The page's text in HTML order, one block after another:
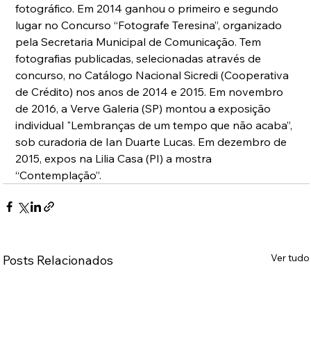
fotográfico. Em 2014 ganhou o primeiro e segundo
lugar no Concurso “Fotografe Teresina”, organizado
pela Secretaria Municipal de Comunicação. Tem
fotografias publicadas, selecionadas através de
concurso, no Catálogo Nacional Sicredi (Cooperativa
de Crédito) nos anos de 2014 e 2015. Em novembro
de 2016, a Verve Galeria (SP) montou a exposição
individual "Lembranças de um tempo que não acaba”,
sob curadoria de Ian Duarte Lucas. Em dezembro de
2015, expos na Lilia Casa (PI) a mostra
“Contemplação”.
Posts Relacionados Ver tudo